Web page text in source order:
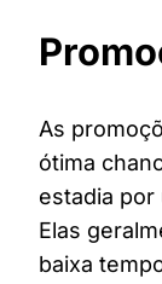
As
ótima
estadia por
Elas
baixa